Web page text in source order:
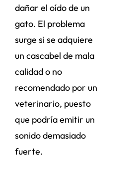
dañar el oído de un
gato. El problema
surge si se adquiere
un cascabel de mala
calidad o no
recomendado por un
veterinario, puesto
que podría emitir un
sonido demasiado
fuerte.